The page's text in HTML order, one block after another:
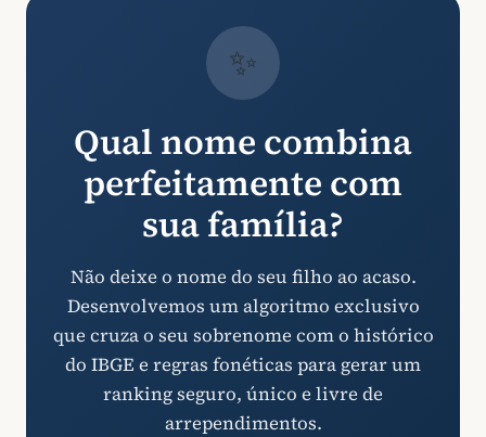
✨
Qual nome combina
perfeitamente com
sua família?
Não deixe o nome do seu filho ao acaso.
Desenvolvemos um algoritmo exclusivo
que cruza o seu sobrenome com o histórico
do IBGE e regras fonéticas para gerar um
ranking seguro, único e livre de
arrependimentos.